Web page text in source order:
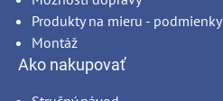
Produkty na mieru - podmienky
Montáž
Ako nakupovať